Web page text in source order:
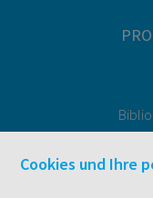
Cookies und Ihre